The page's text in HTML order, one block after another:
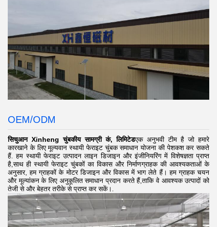
OEM/ODM
सिचुआन Xinheng चुंबकीय सामग्री कं, लिमिटेडएक अनुभवी टीम है जो हमारे
कारखाने के लिए मूल्यवान स्थायी फेराइट चुंबक समाधान योजना की पेशकश कर सकते
हैं. हम स्थायी फेराइट उत्पादन लाइन डिजाइन और इंजीनियरिंग में विशेषज्ञता प्राप्त
है,साथ ही स्थायी फेराइट चुंबकों का विकास और निर्माणग्राहक की आवश्यकताओं के
अनुसार, हम ग्राहकों के मोटर डिजाइन और विकास में भाग लेते हैं। हम ग्राहक चयन
और मूल्यांकन के लिए अनुकूलित समाधान प्रदान करते हैं,ताकि वे आवश्यक उत्पादों को
तेजी से और बेहतर तरीके से प्राप्त कर सकें।.